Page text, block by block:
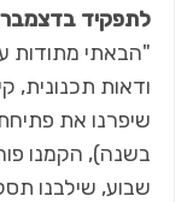
לתפקיד בדצמבר 2023?
"הבאתי מתודות
ודאות תכנונית,
בשנה), הקמנו
שבוע, שילבנו